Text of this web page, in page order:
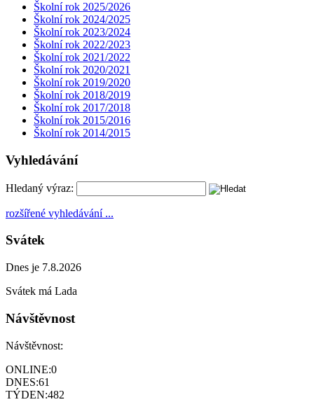
Školní rok 2025/2026
Školní rok 2024/2025
Školní rok 2023/2024
Školní rok 2022/2023
Školní rok 2021/2022
Školní rok 2020/2021
Školní rok 2019/2020
Školní rok 2018/2019
Školní rok 2017/2018
Školní rok 2015/2016
Školní rok 2014/2015
Vyhledávání
Hledaný výraz:
rozšířené vyhledávání ...
Svátek
Dnes je 7.8.2026
Svátek má Lada
Návštěvnost
Návštěvnost:
ONLINE:0
DNES:61
TÝDEN:482